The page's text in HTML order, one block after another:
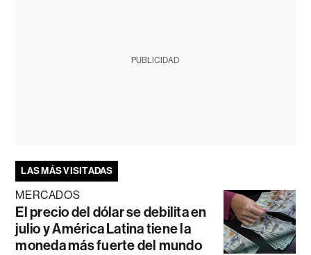
PUBLICIDAD
LAS MÁS VISITADAS
MERCADOS
El precio del dólar se debilita en
julio y América Latina tiene la
moneda más fuerte del mundo